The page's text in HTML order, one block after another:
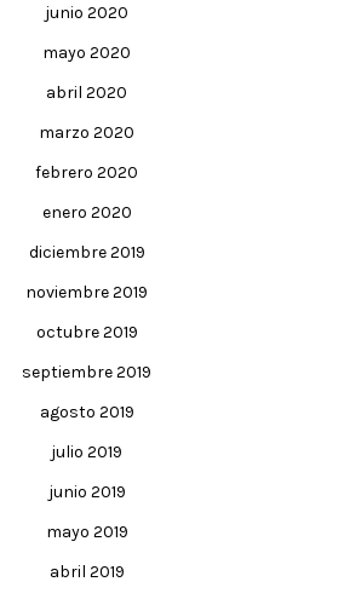
junio 2020
mayo 2020
abril 2020
marzo 2020
febrero 2020
enero 2020
diciembre 2019
noviembre 2019
octubre 2019
septiembre 2019
agosto 2019
julio 2019
junio 2019
mayo 2019
abril 2019